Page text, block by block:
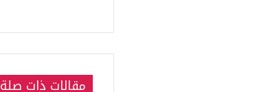
مقالات ذات صلة